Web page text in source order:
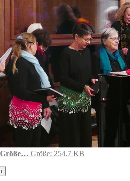
Größe… Größe: 254.7 KB